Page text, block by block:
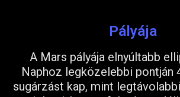
Pályája
A Mars pályája elnyúltabb
Naphoz legközelebbi pontján
sugárzást kap, mint